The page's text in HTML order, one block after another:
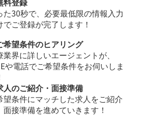
た30秒で、必要最低限の情報入力
でご登録が完了します！
望条件のヒアリング
業界に詳しいエージェントが、
や電話でご希望条件をお伺いしま
のご紹介・面接準備
望条件にマッチした求人をご紹介
面接準備を進めていきます！